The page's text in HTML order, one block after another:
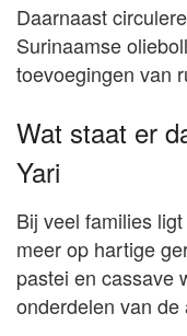
Daarnaast
Surinaamse
toevoegingen van
Wat staat er
Yari
Bij veel families
meer op hartige
pastei en cassave
onderdelen van de